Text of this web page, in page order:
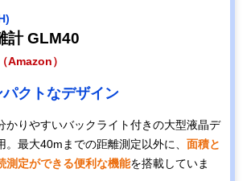
計 GLM40
Amazon）
クトなデザイン
かりやすいバックライト付きの大型液晶デ
。最大40mまでの距離測定以外に、 面積と
測定ができる便利な機能を搭載していま